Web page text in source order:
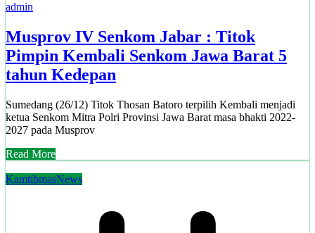
admin
Musprov IV Senkom Jabar : Titok
Pimpin Kembali Senkom Jawa Barat 5
tahun Kedepan
Sumedang (26/12) Titok Thosan Batoro terpilih Kembali menjadi
ketua Senkom Mitra Polri Provinsi Jawa Barat masa bhakti 2022-
2027 pada Musprov
Read More
KamtibmasNews